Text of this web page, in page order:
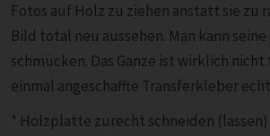
Fotos auf Holz zu ziehen anstatt sie zu
Bild total neu aussehen. Man kann seine
schmücken. Das Ganze ist wirklich
einmal angeschaffte Transferkleber
* Holzplatte zurecht schneiden (lassen)